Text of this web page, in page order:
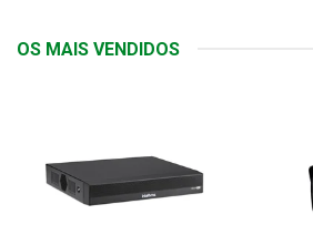
OS MAIS VENDIDOS